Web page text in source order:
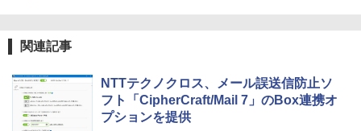
関連記事
NTTテクノクロス、メール誤送信防止ソ
フト「CipherCraft/Mail 7」のBox連携オ
プションを提供